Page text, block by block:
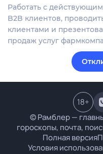
Работать с
B2B клиентов,
клиентами и
продаж услуг
© Рамблер —
гороскопы, почта,
Полная версия
Условия
18+